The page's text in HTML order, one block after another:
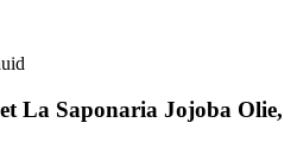
La Saponaria Jojoba Olie,